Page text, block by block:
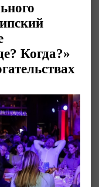
Когда?»